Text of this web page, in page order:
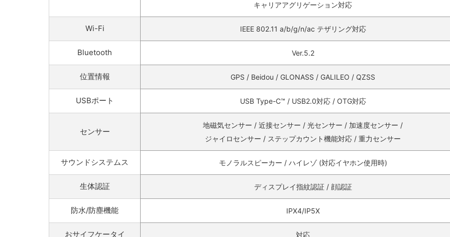
キャリアアグリゲーション対応
Wi-Fi IEEE 802.11 a/b/g/n/ac テザリング対応
Bluetooth Ver.5.2
位置情報 GPS / Beidou / GLONASS / GALILEO / QZSS
USBポート USB Type-C™ / USB2.0対応 / OTG対応
センサー
地磁気センサー / 近接センサー / 光センサー / 加速度センサー /
ジャイロセンサー / ステップカウント機能対応 / 重力センサー
サウンドシステムス モノラルスピーカー / ハイレゾ (対応イヤホン使用時)
生体認証 ディスプレイ指紋認証 / 顔認証
防水/防塵機能 IPX4/IP5X
おサイフケータイ 対応